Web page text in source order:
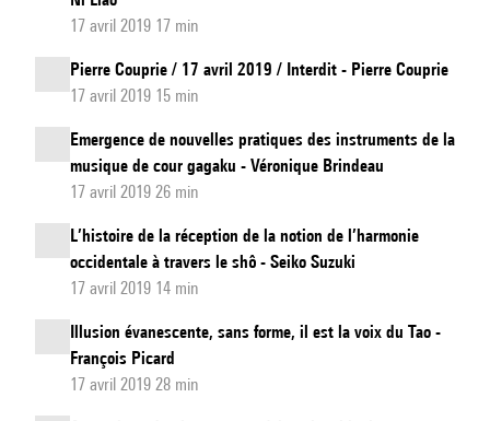
17 avril 2019 17 min
Pierre Couprie / 17 avril 2019 / Interdit - Pierre Couprie
17 avril 2019 15 min
Emergence de nouvelles pratiques des instruments de la
musique de cour gagaku - Véronique Brindeau
17 avril 2019 26 min
L’histoire de la réception de la notion de l’harmonie
occidentale à travers le shô - Seiko Suzuki
17 avril 2019 14 min
Illusion évanescente, sans forme, il est la voix du Tao -
François Picard
17 avril 2019 28 min